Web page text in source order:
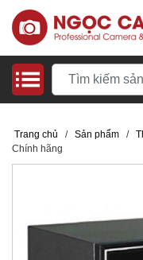
Trang chủ / Sản phẩm /
Chính hãng